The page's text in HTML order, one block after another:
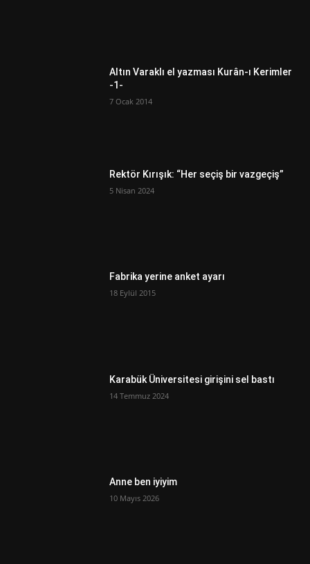
Altın Varaklı el yazması Kurân-ı Kerimler
-1-
7 Ocak 2014
Rektör Kırışık: “Her seçiş bir vazgeçiş”
5 Nisan 2024
Fabrika yerine anket ayarı
18 Eylül 2015
Karabük Üniversitesi girişini sel bastı
14 Temmuz 2024
Anne ben iyiyim
10 Mayıs 2026